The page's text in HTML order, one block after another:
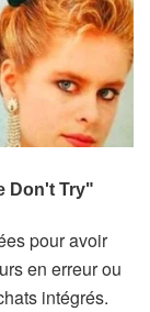
pour avoir
en erreur ou
intégrés.